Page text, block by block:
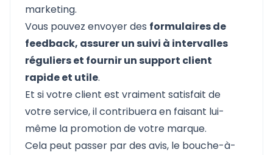
marketing.
Vous pouvez envoyer des formulaires de
feedback, assurer un suivi à intervalles
réguliers et fournir un support client
rapide et utile.
Et si votre client est vraiment satisfait de
votre service, il contribuera en faisant lui-
même la promotion de votre marque.
Cela peut passer par des avis, le bouche-à-